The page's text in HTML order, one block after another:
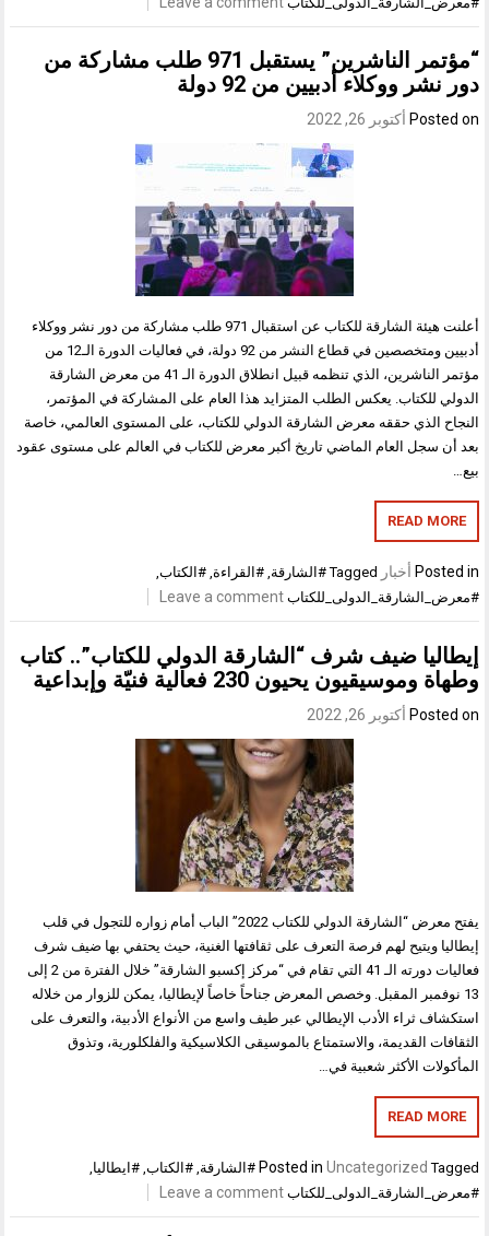
“مؤتمر الناشرين” يستقبل 971 طلب مشاركة من
ووكلاء أدبيين من 92 دولة
أكتوبر 26, 2022
أعلنت هيئة الشارقة للكتاب عن استقبال 971 طلب مشاركة من دور نشر ووكلاء
أدبيين ومتخصصين في قطاع النشر من 92 دولة، في فعاليات الدورة الـ12 من
مؤتمر الناشرين، الذي تنظمه قبيل انطلاق الدورة الـ 41 من معرض الشارقة
للكتاب. يعكس الطلب المتزايد هذا العام على المشاركة في المؤتمر،
الذي حققه معرض الشارقة الدولي للكتاب، على المستوى العالمي، خاصة
سجل العام الماضي تاريخ أكبر معرض للكتاب في العالم على مستوى عقود
READ
أخبار Tagged #الشارقة,#القراءة,#الكتاب,
Leave a comment
ضيف شرف “الشارقة الدولي للكتاب”.. كتاب
يحيون 230 فعالية فنيّة وإبداعية
أكتوبر 26, 2022
يفتح معرض “الشارقة الدولي للكتاب 2022” الباب أمام زواره للتجول في قلب
ويتيح لهم فرصة التعرف على ثقافتها الغنية، حيث يحتفي بها ضيف شرف
فعاليات دورته الـ 41 التي تقام في “مركز إكسبو الشارقة” خلال الفترة من 2 إلى
المقبل. وخصص المعرض جناحاً خاصاً لإيطاليا، يمكن للزوار من خلاله
ثراء الأدب الإيطالي عبر طيف واسع من الأنواع الأدبية، والتعرف على
القديمة، والاستمتاع بالموسيقى الكلاسيكية والفلكلورية، وتذوق
الأكثر شعبية في…
READ
Posted inUncategorized #الشارقة,#الكتاب,#ايطاليا,
Leave a comment